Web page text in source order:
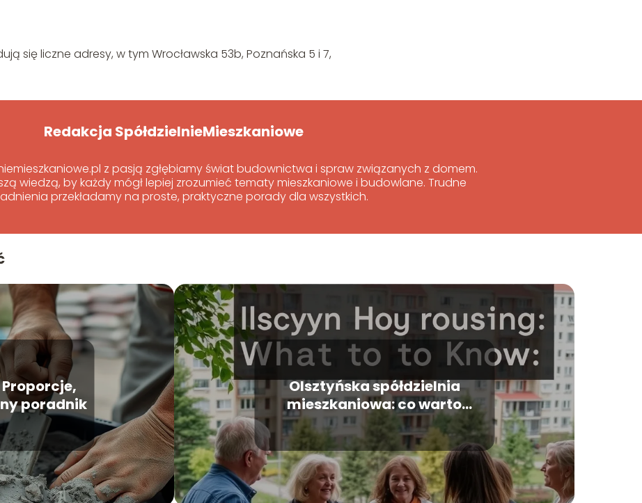
się liczne adresy, w tym Wrocławska 53b, Poznańska 5 i 7,
Redakcja SpółdzielnieMieszkaniowe
z pasją zgłębiamy świat budownictwa i spraw związanych z domem.
wiedzą, by każdy mógł lepiej zrozumieć tematy mieszkaniowe i budowlane. Trudne
przekładamy na proste, praktyczne porady dla wszystkich.
poradnik
Olsztyńska spółdzielnia
mieszkaniowa: co warto
wiedzieć?